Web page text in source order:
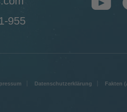
955
Datenschutzerklärung Fakten